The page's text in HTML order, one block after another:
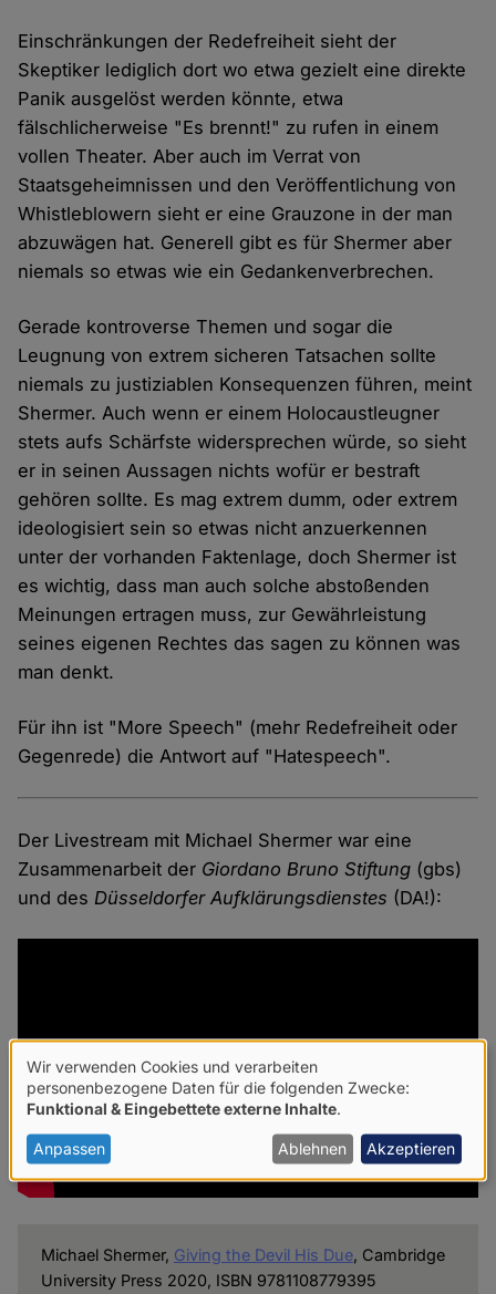
Einschränkungen der Redefreiheit sieht der
Skeptiker lediglich dort wo etwa gezielt eine direkte
Panik ausgelöst werden könnte, etwa
fälschlicherweise "Es brennt!" zu rufen in einem
vollen Theater. Aber auch im Verrat von
Staatsgeheimnissen und den Veröffentlichung von
Whistleblowern sieht er eine Grauzone in der man
abzuwägen hat. Generell gibt es für Shermer aber
niemals so etwas wie ein Gedankenverbrechen.
Gerade kontroverse Themen und sogar die
Leugnung von extrem sicheren Tatsachen sollte
niemals zu justiziablen Konsequenzen führen, meint
Shermer. Auch wenn er einem Holocaustleugner
stets aufs Schärfste widersprechen würde, so sieht
er in seinen Aussagen nichts wofür er bestraft
gehören sollte. Es mag extrem dumm, oder extrem
ideologisiert sein so etwas nicht anzuerkennen
unter der vorhanden Faktenlage, doch Shermer ist
es wichtig, dass man auch solche abstoßenden
Meinungen ertragen muss, zur Gewährleistung
seines eigenen Rechtes das sagen zu können was
man denkt.
Für ihn ist "More Speech" (mehr Redefreiheit oder
Gegenrede) die Antwort auf "Hatespeech".
Der Livestream mit Michael Shermer war eine
Zusammenarbeit der Giordano Bruno Stiftung (gbs)
und desDüsseldorfer Aufklärungsdienstes (DA!):
Michael Shermer, Giving the Devil His Due, Cambridge
University Press 2020, ISBN 9781108779395
Verwendung
von
personenbezogenen
Daten
Cookies
Wir verwenden Cookies und verarbeiten
personenbezogene Daten für die folgenden Zwecke:
Funktional & Eingebettete externe Inhalte
Anpassen Ablehnen Akzeptieren